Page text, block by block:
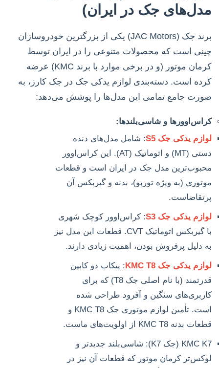
مدل‌های جک در ایران)
برند جک (JAC Motors) یکی از بزرگترین خودروسازان
چینی است که محصولات متنوعی را در ایران توسط
کرمان موتور (و در برخی موارد با برند KMC) عرضه
کرده است. دسته‌بندی لوازم یدکی جک در جک کارز، به
صورت جامع تمامی این مدل‌ها را پوشش می‌دهد:
کراس‌اوورها و شاسی‌بلندها:
لوازم یدکی جک S5
: شامل مدل‌های دنده
دستی (MT) و اتوماتیک (AT). این کراس‌اوور
محبوب‌ترین مدل جک در ایران است و قطعات
موتوری (به ویژه توربو)، بدنه و گیربکس آن
پرتقاضاست.
لوازم یدکی جک S3
: کراس‌اوور کوچک شهری
با گیربکس اتوماتیک CVT. قطعات این مدل نیز
به دلیل پرفروش بودن، اهمیت زیادی دارند.
لوازم یدکی جک KMC T8
: پیکاپ دو کابین
قدرتمند (با نام اصلی جک T8) که برای
کاربری‌های سنگین و آفرود طراحی شده
است. تأمین لوازم موتوری جک KMC T8 و
قطعات بدنه KMC T8 از اولویت‌های ماست.
KMC K7 (جک K7): شاسی‌بلند جدیدتر و
لوکس‌تر کرمان موتور که قطعات آن نیز در